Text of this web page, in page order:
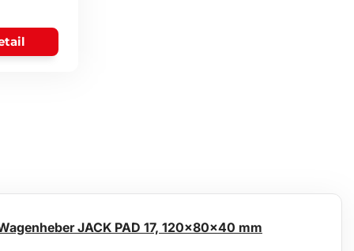
JACK PAD 17, 120x80x40 mm